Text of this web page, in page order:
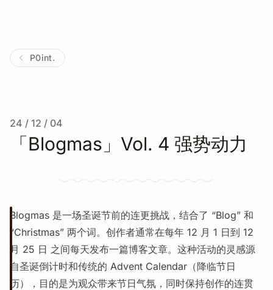
P0int.
24 / 12 / 04
「Blogmas」Vol. 4 强势动力
Blogmas 是一场圣诞节前的连更挑战，结合了 “Blog” 和
“Christmas” 两个词。创作者通常在每年 12 月 1 日到 12
月 25 日 之间每天发布一篇博客文章。这种活动的灵感源
自圣诞倒计时和传统的 Advent Calendar（降临节日
历），目的是为观众带来节日气氛，同时保持创作的连贯